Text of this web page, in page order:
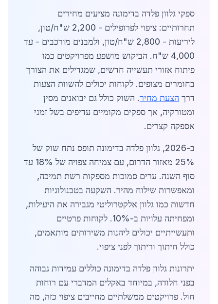
ספקי גלוון פלדה בדימונה מציעים מחירים
תחרותיים: ציפוי לפרופילים - 2,200 ש"ח/טון,
ליריעות - 2,800 ש"ח/טון, ולמבנים מורכבים - עד
4,000 ש"ח. הביקוש מושפע מפרויקטים כמו
פיתוח אזורי תעשייה חדשים, שמגדילים את הצורך
בחומרים מצופים. לקוחות יכולים להשוות הצעות
דרך הצעת מחיר. השוק כולל גם יבואנים מסין
ומטורקיה, אך ספקים מקומיים עדיפים בשל זמני
אספקה קצרים.
ב-2026, גלוון פלדה בדימונה תופס נתח שוק של
25% מאזור הדרום, עם צמיחה צפויה של 18% עד
סוף השנה. ערים סמוכות מספקות רשת תמיכה,
ומאפשרות שילוח מהיר. השקעה בטכנולוגיות
חדשות כמו גלוון אלקטרוליטי מגבירה את היעילות,
ומפחיתה עלויות ב-10%. לקוחות פרטיים
ותעשייתיים יכולים ליהנות משירותים מותאמים,
כולל חיתוך וריתוך לפני ציפוי.
יתרונות גלוון פלדה בדימונה כוללים עמידות גבוהה
בפני חלודה, במיוחד באקלים המדברי עם רוחות
חול. פרויקטים ממשלתיים מחייבים ציפוי כזה, מה